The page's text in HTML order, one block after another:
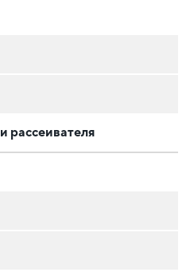
рассеивателя